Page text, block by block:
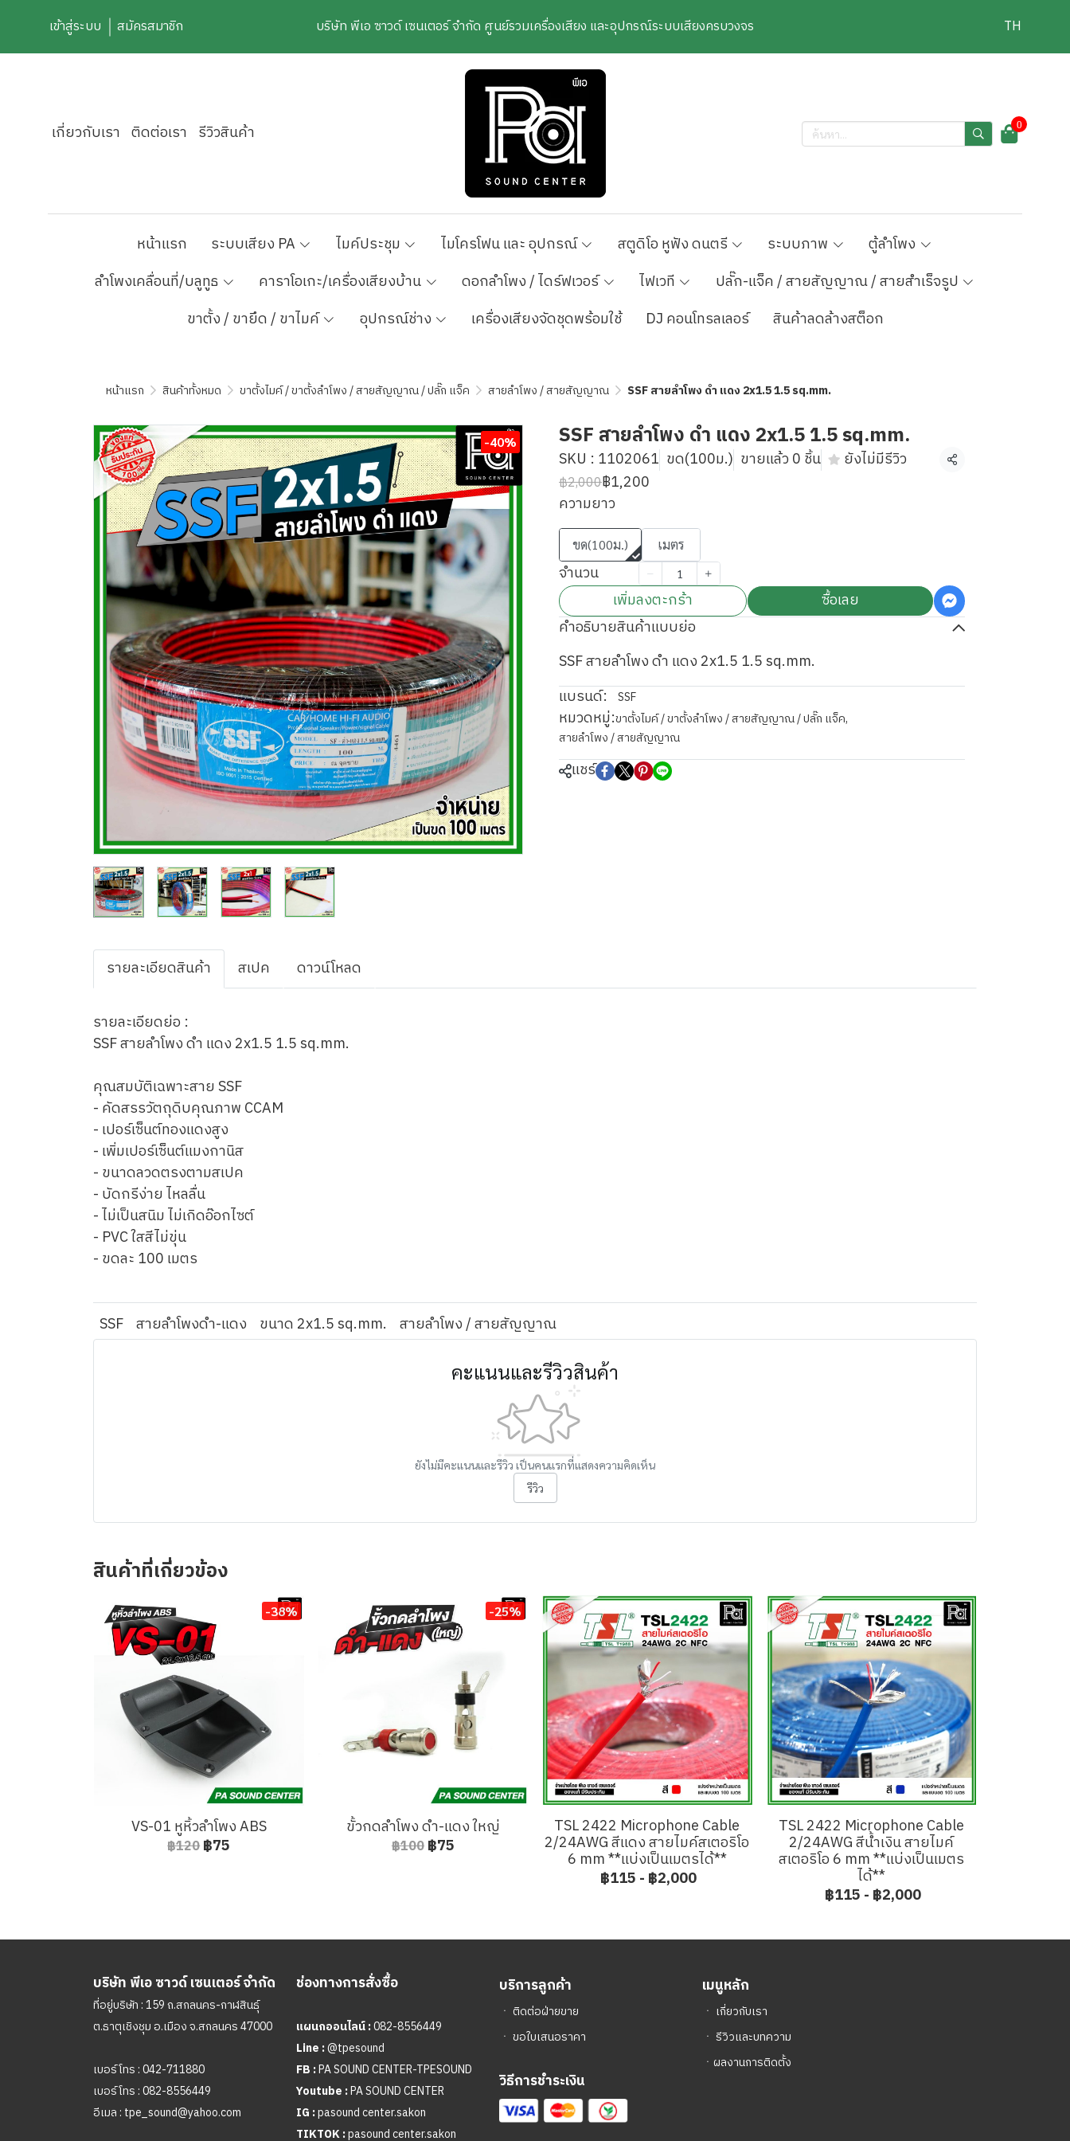
เข้าสู่ระบบ สมัครสมาชิก บริษัท พีเอ ซาวด์ เซนเตอร์ จำกัด ศูนย์รวมเครื่องเสียง และอุปกรณ์ระบบเสียงครบวงจร TH
เกี่ยวกับเรา ติดต่อเรา รีวิวสินค้า 0
หน้าแรก ระบบเสียง PA ไมค์ประชุม ไมโครโฟน และ อุปกรณ์ สตูดิโอ หูฟัง ดนตรี ระบบภาพ
ตู้ลำโพง
ลำโพงเคลื่อนที่/บลูทูธ
คาราโอเกะ/เครื่องเสียงบ้าน ดอกลำโพง / ไดร์ฟเวอร์ ไฟเวที
ปลั๊ก-แจ็ค / สายสัญญาณ / สายสำเร็จรูป
ขาตั้ง / ขายึด / ขาไมค์
อุปกรณ์ช่าง เครื่องเสียงจัดชุดพร้อมใช้ DJ คอนโทรลเลอร์ สินค้าลดล้างสต็อก
หน้าแรก สินค้าทั้งหมด ขาตั้งไมค์ / ขาตั้งลำโพง / สายสัญญาณ / ปลั๊ก แจ็ค สายลำโพง / สายสัญญาณ SSF สายลำโพง ดำ แดง 2x1.5 1.5 sq.mm.
-40% SSF สายลำโพง ดำ แดง 2x1.5 1.5 sq.mm.
SKU : 1102061 ขด(100ม.) ขายแล้ว 0 ชิ้น ยังไม่มีรีวิว แชร์
฿2,000฿1,200
ความยาว
ขด(100ม.) เมตร
จำนวน
เพิ่มลงตะกร้า
ซื้อเลย
คำอธิบายสินค้าแบบย่อ
SSF สายลำโพง ดำ แดง 2x1.5 1.5 sq.mm.
แบรนด์:
SSF
หมวดหมู่:ขาตั้งไมค์ / ขาตั้งลำโพง / สายสัญญาณ / ปลั๊ก แจ็ค,
สายลำโพง / สายสัญญาณ
แชร์
รายละเอียดสินค้า สเปค ดาวน์โหลด
รายละเอียดย่อ :
SSF สายลำโพง ดำ แดง 2x1.5 1.5 sq.mm.
คุณสมบัติเฉพาะสาย SSF
- คัดสรรวัตถุดิบคุณภาพ CCAM
- เปอร์เซ็นต์ทองแดงสูง
- เพิ่มเปอร์เซ็นต์แมงกานิส
- ขนาดลวดตรงตามสเปค
- บัดกรีง่าย ไหลลื่น
- ไม่เป็นสนิม ไม่เกิดอ๊อกไซต์
- PVC ใสสีไม่ขุ่น
- ขดละ 100 เมตร
SSF สายลำโพงดำ-แดง ขนาด 2x1.5 sq.mm. สายลำโพง / สายสัญญาณ
คะแนนและรีวิวสินค้า
ยังไม่มีคะแนนและรีวิว เป็นคนแรกที่แสดงความคิดเห็น
รีวิว
สินค้าที่เกี่ยวข้อง
-38%
VS-01 หูหิ้วลำโพง ABS
฿120฿75
-25%
ขั้วกดลำโพง ดำ-แดง ใหญ่
฿100฿75
TSL 2422 Microphone Cable
2/24AWG สีแดง สายไมค์สเตอริโอ
6 mm **แบ่งเป็นเมตรได้**
฿115 - ฿2,000
TSL 2422 Microphone Cable
2/24AWG สีน้ำเงิน สายไมค์
สเตอริโอ 6 mm **แบ่งเป็นเมตร
ได้**
฿115 - ฿2,000
บริษัท พีเอ ซาวด์ เซนเตอร์ จำกัด
ที่อยู่บริษัท : 159 ถ.สกลนคร-กาฬสินธุ์
ต.ธาตุเชิงชุม อ.เมือง จ.สกลนคร 47000
เบอร์โทร :042-711880
เบอร์โทร :082-8556449
อีเมล : tpe_sound@yahoo.com
ช่องทางการสั่งซื้อ
แผนกออนไลน์ :082-8556449
Line :@tpesound
FB :PA SOUND CENTER-TPESOUND
Youtube :PA SOUND CENTER
IG :pasound center.sakon
TIKTOK :pasound center.sakon
บริการลูกค้า
ㆍ ติดต่อฝ่ายขาย
ㆍ ขอใบเสนอราคา
วิธีการชำระเงิน
เมนูหลัก
ㆍ เกี่ยวกับเรา
ㆍ รีวิวและบทความ
ㆍ ผลงานการติดตั้ง